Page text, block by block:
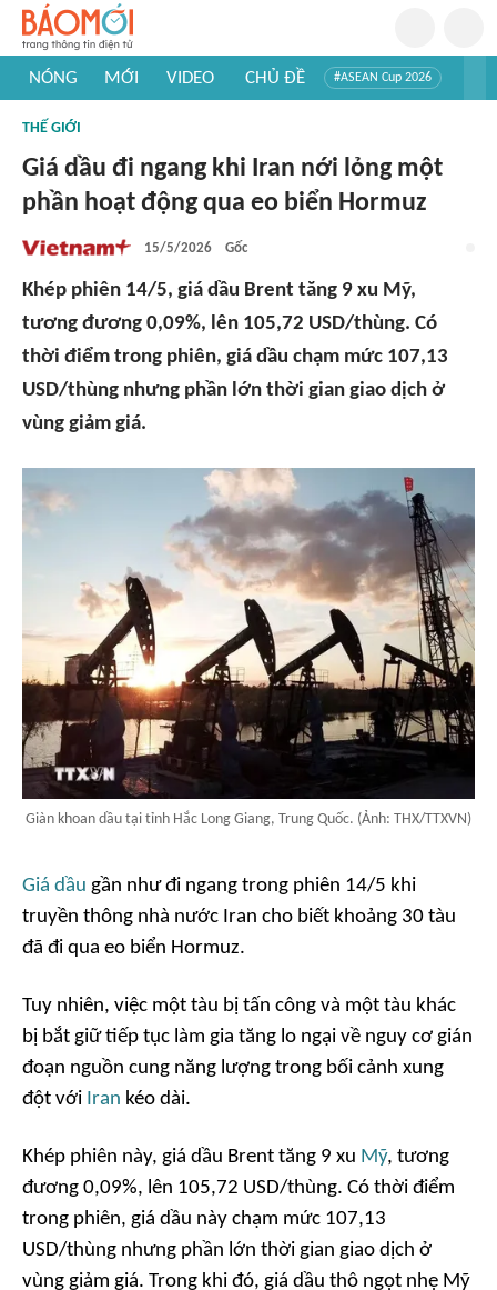
NÓNG MỚI VIDEO CHỦ ĐỀ #ASEAN Cup 2026
#Khám phá thế giới
THẾ GIỚI
Giá dầu đi ngang khi Iran nới lỏng một
phần hoạt động qua eo biển Hormuz
15/5/2026 Gốc
Khép phiên 14/5, giá dầu Brent tăng 9 xu Mỹ,
tương đương 0,09%, lên 105,72 USD/thùng. Có
thời điểm trong phiên, giá dầu chạm mức 107,13
USD/thùng nhưng phần lớn thời gian giao dịch ở
vùng giảm giá.
Giàn khoan dầu tại tỉnh Hắc Long Giang, Trung Quốc. (Ảnh: THX/TTXVN)
Giá dầu gần như đi ngang trong phiên 14/5 khi
truyền thông nhà nước Iran cho biết khoảng 30 tàu
đã đi qua eo biển Hormuz.
Tuy nhiên, việc một tàu bị tấn công và một tàu khác
bị bắt giữ tiếp tục làm gia tăng lo ngại về nguy cơ gián
đoạn nguồn cung năng lượng trong bối cảnh xung
đột với Iran kéo dài.
Khép phiên này, giá dầu Brent tăng 9 xu Mỹ, tương
đương 0,09%, lên 105,72 USD/thùng. Có thời điểm
trong phiên, giá dầu này chạm mức 107,13
USD/thùng nhưng phần lớn thời gian giao dịch ở
vùng giảm giá. Trong khi đó, giá dầu thô ngọt nhẹ Mỹ